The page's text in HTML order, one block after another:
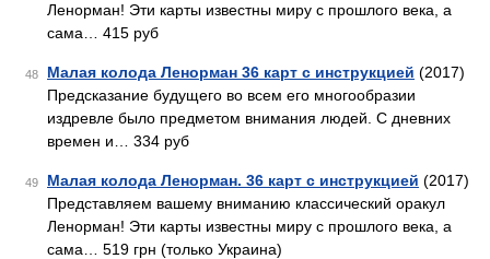
Ленорман! Эти карты известны миру с прошлого века, а
сама… 415 руб
48 Малая колода Ленорман 36 карт с инструкцией (2017)
Предсказание будущего во всем его многообразии
издревле было предметом внимания людей. С дневних
времен и… 334 руб
49 Малая колода Ленорман. 36 карт с инструкцией (2017)
Представляем вашему вниманию классический оракул
Ленорман! Эти карты известны миру с прошлого века, а
сама… 519 грн (только Украина)